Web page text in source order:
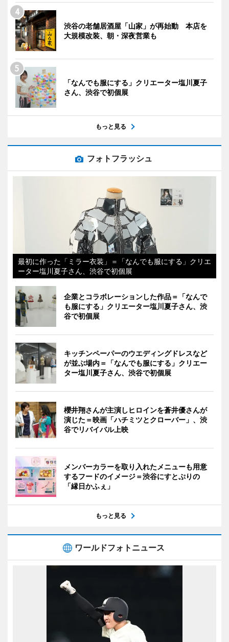
渋谷の老舗居酒屋「山家」が再始動 本店を
大規模改装、朝・深夜営業も
「なんでも服にする」クリエーター塩川夏子
さん、渋谷で初個展
もっと見る
フォトフラッシュ
最初に作った「ミラー衣装」＝「なんでも服にする」クリエ
ーター塩川夏子さん、渋谷で初個展
企業とコラボレーションした作品＝「なんで
も服にする」クリエーター塩川夏子さん、渋
谷で初個展
キッチンペーパーのウエディングドレスなど
が並ぶ場内＝「なんでも服にする」クリエー
ター塩川夏子さん、渋谷で初個展
櫻井翔さんが主演しヒロインを蒼井優さんが
演じた＝映画「ハチミツとクローバー」、渋
谷でリバイバル上映
メンバーカラーを取り入れたメニューも用意
するフードのイメージ＝渋谷にすとぷりの
「縁日かふぇ」
もっと見る
ワールドフォトニュース